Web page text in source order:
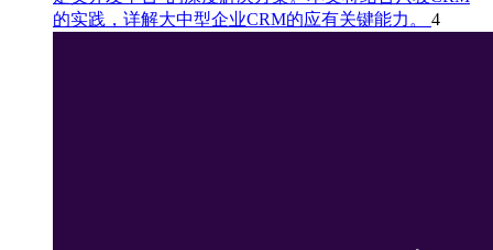
的实践，详解大中型企业CRM的应有关键能力。
4